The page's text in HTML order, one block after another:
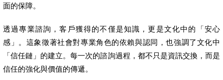
面的保障。
透過專業諮詢，客戶獲得的不僅是知識，更是文化中的「安心
感」。這象徵著社會對專業角色的依賴與認同，也強調了文化中
「信任鏈」的建立。每一次的諮詢過程，都不只是資訊交換，而是
信任的強化與價值的傳遞。